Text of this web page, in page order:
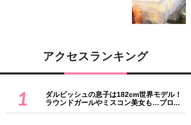
アクセスランキング
1
ダルビッシュの息子は182cm世界モデル！
ラウンドガールやミスコン美女も…プロ...